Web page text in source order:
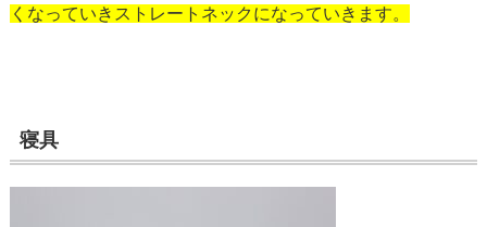
くなっていきストレートネックになっていきます。
寝具